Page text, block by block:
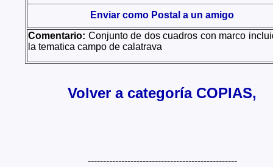
Enviar como Postal a un amigo
Comentario: Conjunto de dos cuadros con marco
la tematica campo de calatrava
Volver a categoría COPIAS,
-------------------------------------------------